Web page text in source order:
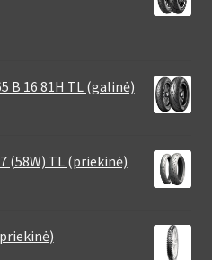
B 16 81H TL (galinė)
(58W) TL (priekinė)